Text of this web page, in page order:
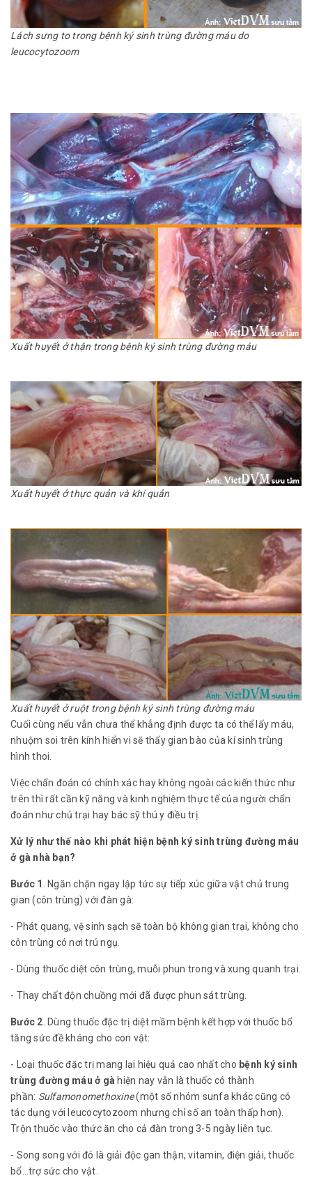
Lách sưng to trong bệnh ký sinh trùng đường máu do
leucocytozoom
Xuất huyết ở thận trong bệnh ký sinh trùng đường máu
Xuất huyết ở thực quản và khí quản
Xuất huyết ở ruột trong bệnh ký sinh trùng đường máu
Cuối cùng nếu vẫn chưa thể khẳng định được ta có thể lấy máu,
nhuộm soi trên kính hiển vi sẽ thấy gian bào của kí sinh trùng
hình thoi.
Việc chẩn đoán có chính xác hay không ngoài các kiến thức như
trên thì rất cần kỹ năng và kinh nghiệm thực tế của người chẩn
đoán như chủ trại hay bác sỹ thú y điều trị.
Xử lý như thế nào khi phát hiện bệnh ký sinh trùng đường máu
ở gà nhà bạn?
Bước 1
. Ngăn chặn ngay lập tức sự tiếp xúc giữa vật chủ trung
gian (côn trùng) với đàn gà:
- Phát quang, vệ sinh sạch sẽ toàn bộ không gian trại, không cho
côn trùng có nơi trú ngụ.
- Dùng thuốc diệt côn trùng, muỗi phun trong và xung quanh trại.
- Thay chất độn chuồng mới đã được phun sát trùng.
Bước 2 . Dùng thuốc đặc trị diệt mầm bệnh kết hợp với thuốc bổ
tăng sức đề kháng cho con vật:
- Loại thuốc đặc trị mang lại hiệu quả cao nhất cho bệnh ký sinh
trùng đường máu ở gà hiện nay vẫn là thuốc có thành
phần: Sulfamonomethoxine(một số nhóm sunfa khác cũng có
tác dụng với leucocytozoom nhưng chỉ số an toàn thấp hơn).
Trộn thuốc vào thức ăn cho cả đàn trong 3-5 ngày liên tục.
- Song song với đó là giải độc gan thận, vitamin, điện giải, thuốc
bổ…trợ sức cho vật.